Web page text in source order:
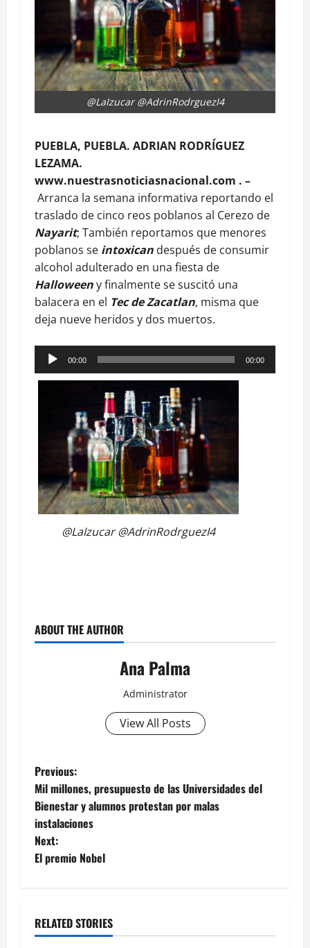
@LaIzucar @AdrinRodrguezI4
PUEBLA, PUEBLA. ADRIAN RODRÍGUEZ
LEZAMA.
www.nuestrasnoticiasnacional.com . –
Arranca la semana informativa reportando el
traslado de cinco reos poblanos al Cerezo de
Nayarit; También reportamos que menores
poblanos se intoxican después de consumir
alcohol adulterado en una fiesta de
Halloweeny finalmente se suscitó una
balacera en el Tec de Zacatlan, misma que
deja nueve heridos y dos muertos.
Reproductor
de
00:00 00:00
@LaIzucar @AdrinRodrguezI4
ABOUT THE AUTHOR
Ana Palma
Administrator
View All Posts
Post
navigation
Previous:
Mil millones, presupuesto de las Universidades del
Bienestar y alumnos protestan por malas
instalaciones
Next:
El premio Nobel
RELATED STORIES